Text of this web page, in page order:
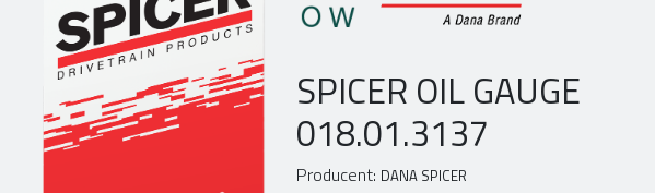
SPICER OIL GAUGE
018.01.3137
Producent: DANA SPICER